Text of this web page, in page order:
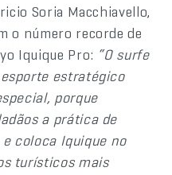
Soria Macchiavello,
o número recorde de
Iquique Pro: “O surfe
estratégico
porque
a prática de
coloca Iquique no
turísticos mais